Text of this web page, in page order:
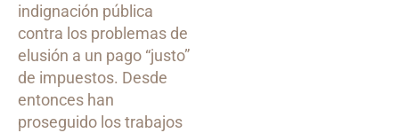
indignación pública
contra los problemas de
elusión a un pago “justo”
de impuestos. Desde
entonces han
proseguido los trabajos